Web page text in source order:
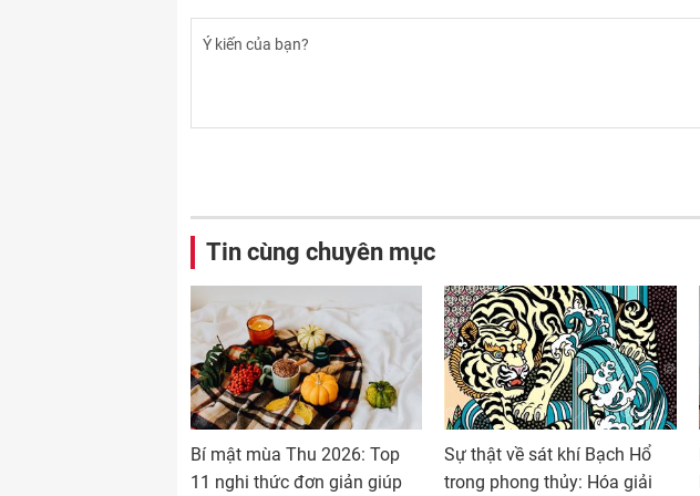
Tin cùng chuyên mục
Bí mật mùa Thu 2026: Top
11 nghi thức đơn giản giúp
Sự thật về sát khí Bạch Hổ
trong phong thủy: Hóa giải